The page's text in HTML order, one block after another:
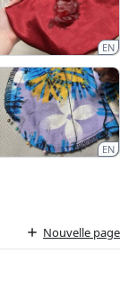
EN
EN
Nouvelle page